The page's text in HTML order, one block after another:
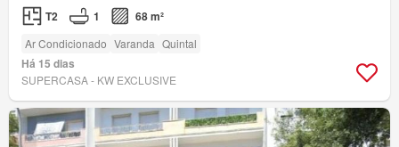
T2 1 68 m²
Ar Condicionado Varanda Quintal
Há 15 dias
SUPERCASA - KW EXCLUSIVE